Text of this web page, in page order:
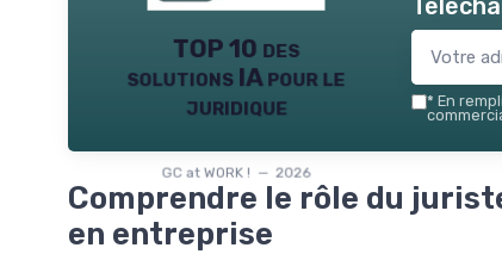
TOP 10 des
solutions IA pour le
juridique
GC at WORK ! — 2026
* En
Comprendre le rôle du
en entreprise